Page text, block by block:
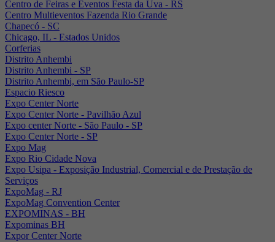
Centro de Feiras e Eventos Festa da Uva - RS
Centro Multieventos Fazenda Rio Grande
Chapecó - SC
Chicago, IL - Estados Unidos
Corferias
Distrito Anhembi
Distrito Anhembi - SP
Distrito Anhembi, em São Paulo-SP
Espacio Riesco
Expo Center Norte
Expo Center Norte - Pavilhão Azul
Expo center Norte - São Paulo - SP
Expo Center Norte - SP
Expo Mag
Expo Rio Cidade Nova
Expo Usipa - Exposição Industrial, Comercial e de Prestação de
Serviços
ExpoMag - RJ
ExpoMag Convention Center
EXPOMINAS - BH
Expominas BH
Expor Center Norte